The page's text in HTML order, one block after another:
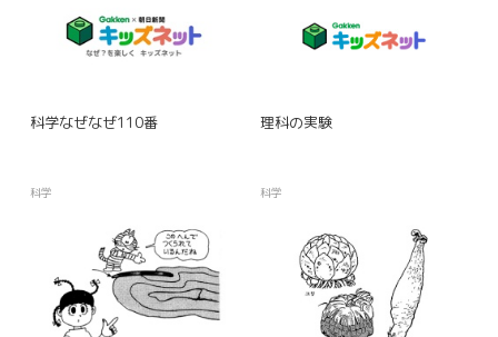
科学なぜなぜ110番
科学
理科の実験
科学